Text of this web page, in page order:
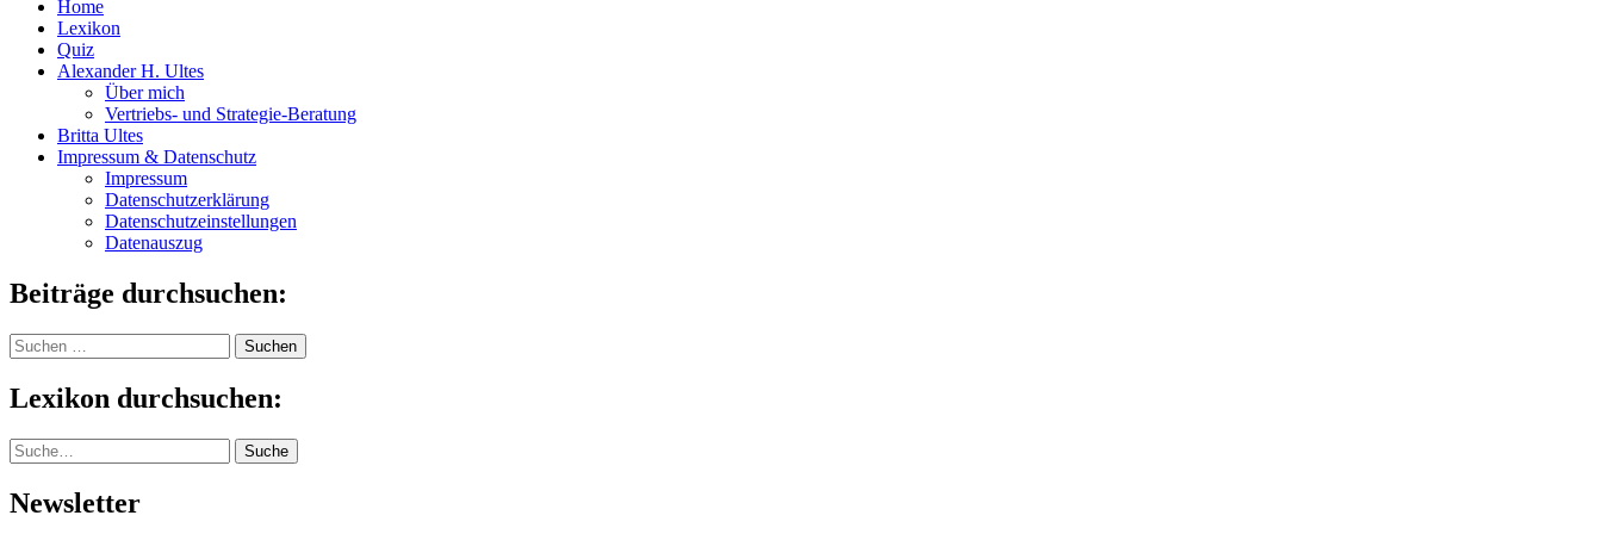
Home
Lexikon
Quiz
Alexander H. Ultes
Über mich
Vertriebs- und Strategie-Beratung
Britta Ultes
Impressum & Datenschutz
Impressum
Datenschutzerklärung
Datenschutzeinstellungen
Datenauszug
Beiträge durchsuchen:
Suchen
nach:
Lexikon durchsuchen:
Suche Suche
Newsletter